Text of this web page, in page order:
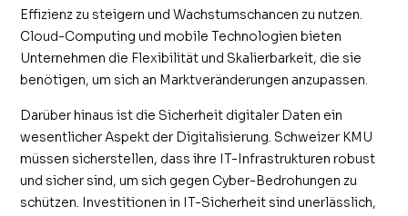
Effizienz zu steigern und Wachstumschancen zu nutzen.
Cloud-Computing und mobile Technologien bieten
Unternehmen die Flexibilität und Skalierbarkeit, die sie
benötigen, um sich an Marktveränderungen anzupassen.
Darüber hinaus ist die Sicherheit digitaler Daten ein
wesentlicher Aspekt der Digitalisierung. Schweizer KMU
müssen sicherstellen, dass ihre IT-Infrastrukturen robust
und sicher sind, um sich gegen Cyber-Bedrohungen zu
schützen. Investitionen in IT-Sicherheit sind unerlässlich,